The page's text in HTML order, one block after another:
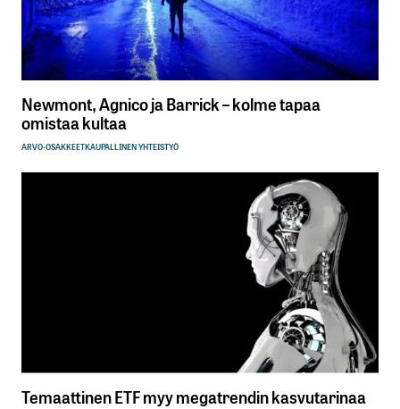
Newmont, Agnico ja Barrick – kolme tapaa
omistaa kultaa
ARVO-OSAKKEETKAUPALLINEN YHTEISTYÖ
Temaattinen ETF myy megatrendin kasvutarinaa